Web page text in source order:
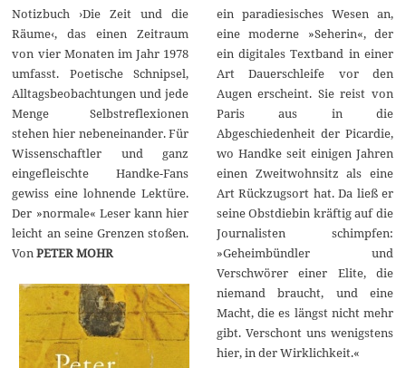
2
2
2
Notizbuch ›Die Zeit und die
Räume‹, das einen Zeitraum
von vier Monaten im Jahr 1978
umfasst. Poetische Schnipsel,
Alltagsbeobachtungen und jede
Menge Selbstreflexionen
stehen hier nebeneinander. Für
Wissenschaftler und ganz
eingefleischte Handke-Fans
gewiss eine lohnende Lektüre.
Der »normale« Leser kann hier
leicht an seine Grenzen stoßen.
VonPETER MOHR
ein paradiesisches Wesen an,
eine moderne »Seherin«, der
ein digitales Textband in einer
Art Dauerschleife vor den
Augen erscheint. Sie reist von
Paris aus in die
Abgeschiedenheit der Picardie,
wo Handke seit einigen Jahren
einen Zweitwohnsitz als eine
Art Rückzugsort hat. Da ließ er
seine Obstdiebin kräftig auf die
Journalisten schimpfen:
»Geheimbündler und
Verschwörer einer Elite, die
niemand braucht, und eine
Macht, die es längst nicht mehr
gibt. Verschont uns wenigstens
hier, in der Wirklichkeit.«